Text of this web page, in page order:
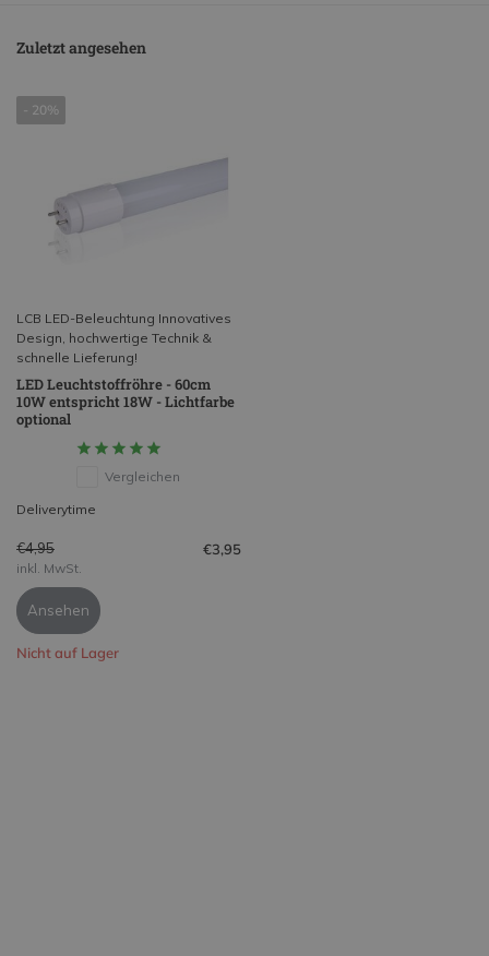
Zuletzt angesehen
- 20%
LCB LED-Beleuchtung Innovatives
Design, hochwertige Technik &
schnelle Lieferung!
LED Leuchtstoffröhre - 60cm
10W entspricht 18W - Lichtfarbe
optional
Vergleichen
Deliverytime
€4,95 €3,95
inkl. MwSt.
Ansehen
Nicht auf Lager